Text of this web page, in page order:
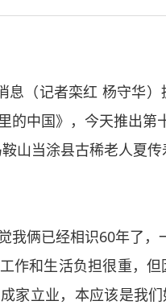
（记者栾红 杨守华）
的中国》，今天推出第
当涂县古稀老人夏传
俩已经相识60年了，
和生活负担很重，但
家立业，本应该是我